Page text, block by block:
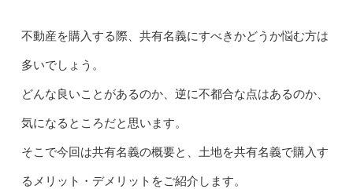
不動産を購入する際、共有名義にすべきかどうか悩む方は
多いでしょう。
どんな良いことがあるのか、逆に不都合な点はあるのか、
気になるところだと思います。
そこで今回は共有名義の概要と、土地を共有名義で購入す
るメリット・デメリットをご紹介します。